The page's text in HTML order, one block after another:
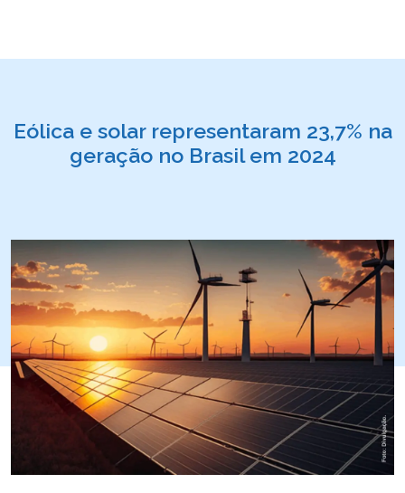
Eólica e solar representaram 23,7% na
geração no Brasil em 2024